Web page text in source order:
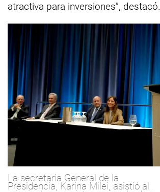
atractiva para inversiones”, destacó.
La secretaria General de la
Presidencia, Karina Milei, asistió al